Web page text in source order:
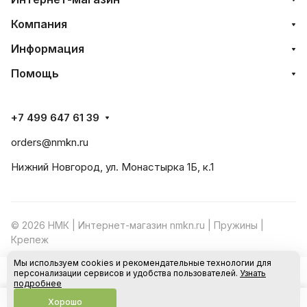
В корзину
Компания
Информация
Помощь
+7 499 647 61 39
orders@nmkn.ru
Нижний Новгород, ул. Монастырка 1Б, к.1
© 2026 НМК | Интернет-магазин nmkn.ru | Пружины |
Крепеж
Конфиденциальность Оферта
Мы используем cookies и рекомендательные технологии для
персонализации сервисов и удобства пользователей. Узнать
подробнее
Хорошо